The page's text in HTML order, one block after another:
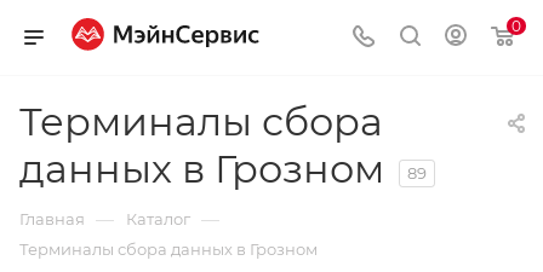
0
Терминалы сбора
данных в Грозном
89
Главная — Каталог —
Терминалы сбора данных в Грозном